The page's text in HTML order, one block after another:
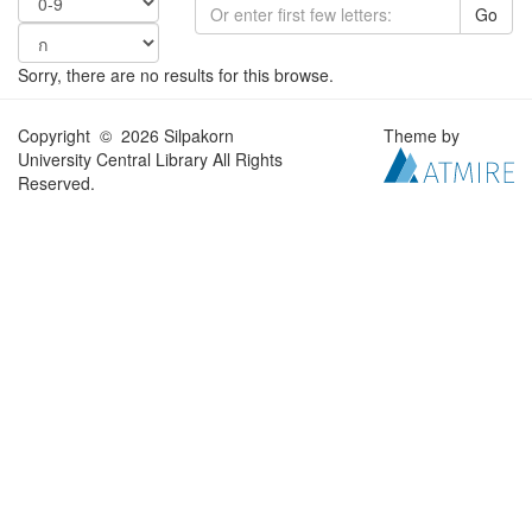
Go
Sorry, there are no results for this browse.
Copyright © 2026 Silpakorn
University Central Library All Rights
Reserved.
Theme by